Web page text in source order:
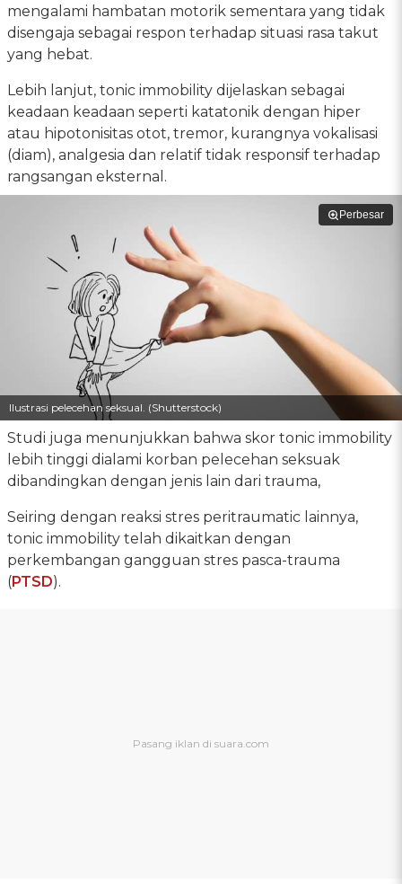
mengalami hambatan motorik sementara yang tidak
disengaja sebagai respon terhadap situasi rasa takut
yang hebat.
Lebih lanjut, tonic immobility dijelaskan sebagai
keadaan keadaan seperti katatonik dengan hiper
atau hipotonisitas otot, tremor, kurangnya vokalisasi
(diam), analgesia dan relatif tidak responsif terhadap
rangsangan eksternal.
Perbesar
Ilustrasi pelecehan seksual. (Shutterstock)
Studi juga menunjukkan bahwa skor tonic immobility
lebih tinggi dialami korban pelecehan seksuak
dibandingkan dengan jenis lain dari trauma,
Seiring dengan reaksi stres peritraumatic lainnya,
tonic immobility telah dikaitkan dengan
perkembangan gangguan stres pasca-trauma
(PTSD).